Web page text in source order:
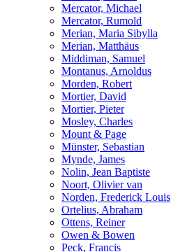
Mercator, Michael
Mercator, Rumold
Merian, Maria Sibylla
Merian, Matthäus
Middiman, Samuel
Montanus, Arnoldus
Morden, Robert
Mortier, David
Mortier, Pieter
Mosley, Charles
Mount & Page
Münster, Sebastian
Mynde, James
Nolin, Jean Baptiste
Noort, Olivier van
Norden, Frederick Louis
Ortelius, Abraham
Ottens, Reiner
Owen & Bowen
Peck, Francis